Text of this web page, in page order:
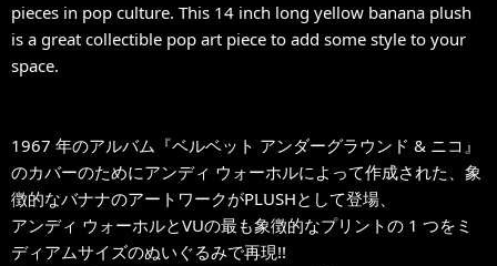
pieces in pop culture. This 14 inch long yellow banana plush
is a great collectible pop art piece to add some style to your
space.
1967 年のアルバム『ベルベット アンダーグラウンド & ニコ』
のカバーのためにアンディ ウォーホルによって作成された、象
徴的なバナナのアートワークがPLUSHとして登場、
アンディ ウォーホルとVUの最も象徴的なプリントの 1 つをミ
ディアムサイズのぬいぐるみで再現!!